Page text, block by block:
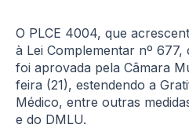
O PLCE 4004, que
à Lei Complementar nº 677,
foi aprovada pela Câmara
feira (21), estendendo a
Médico, entre outras
e do DMLU.